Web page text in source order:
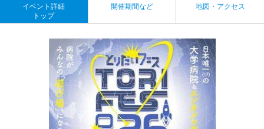
イベント詳細
トップ
開催期間など 地図・アクセス